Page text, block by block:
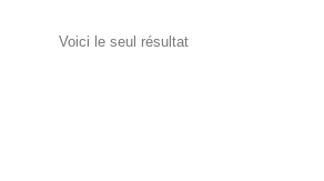
Voici le seul résultat